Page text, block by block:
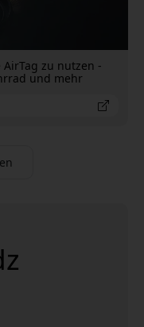
zu nutzen -
und mehr